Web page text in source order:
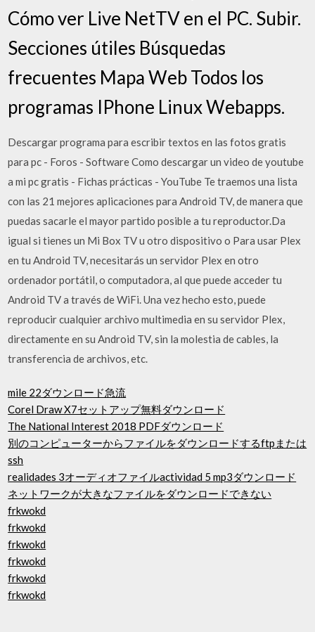
Cómo ver Live NetTV en el PC. Subir.
Secciones útiles Búsquedas
frecuentes Mapa Web Todos los
programas IPhone Linux Webapps.
Descargar programa para escribir textos en las fotos gratis
para pc - Foros - Software Como descargar un video de youtube
a mi pc gratis - Fichas prácticas - YouTube Te traemos una lista
con las 21 mejores aplicaciones para Android TV, de manera que
puedas sacarle el mayor partido posible a tu reproductor.Da
igual si tienes un Mi Box TV u otro dispositivo o Para usar Plex
en tu Android TV, necesitarás un servidor Plex en otro
ordenador portátil, o computadora, al que puede acceder tu
Android TV a través de WiFi. Una vez hecho esto, puede
reproducir cualquier archivo multimedia en su servidor Plex,
directamente en su Android TV, sin la molestia de cables, la
transferencia de archivos, etc.
mile 22ダウンロード急流
Corel Draw X7セットアップ無料ダウンロード
The National Interest 2018 PDFダウンロード
別のコンピューターからファイルをダウンロードするftpまたは
ssh
realidades 3オーディオファイルactividad 5 mp3ダウンロード
ネットワークが大きなファイルをダウンロードできない
frkwokd
frkwokd
frkwokd
frkwokd
frkwokd
frkwokd